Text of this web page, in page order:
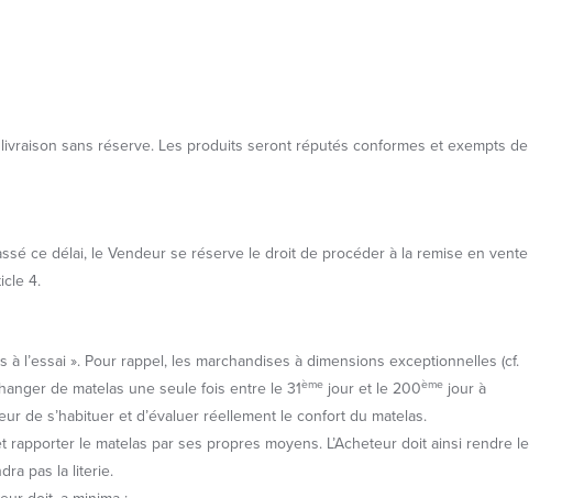
sans réserve. Les produits seront réputés conformes et exempts de
ce délai, le Vendeur se réserve le droit de procéder à la remise en vente
4.
l’essai ». Pour rappel, les marchandises à dimensions exceptionnelles (cf.
de matelas une seule fois entre le 31ème jour et le 200ème jour à
de s’habituer et d’évaluer réellement le confort du matelas.
le matelas par ses propres moyens. L’Acheteur doit ainsi rendre le
pas la literie.